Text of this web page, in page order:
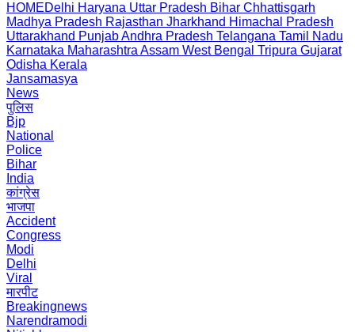
HOMEDelhi Haryana Uttar Pradesh Bihar Chhattisgarh
Madhya Pradesh Rajasthan Jharkhand Himachal Pradesh
Uttarakhand PunjabAndhra Pradesh Telangana Tamil Nadu
Karnataka Maharashtra Assam West Bengal Tripura Gujarat
Odisha Kerala
Jansamasya
News
पुलिस
Bjp
National
Police
Bihar
India
कांग्रेस
भाजपा
Accident
Congress
Modi
Delhi
Viral
मारपीट
Breakingnews
Narendramodi